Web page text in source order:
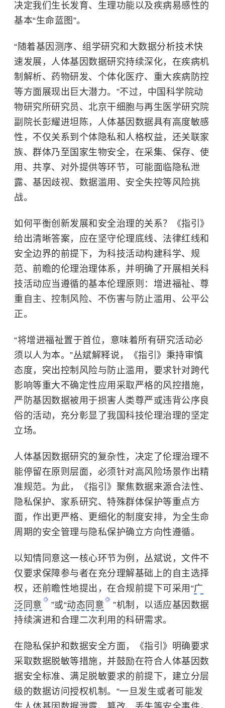
决定我们生长发育、生理功能以及疾病易感性的
基本“生命蓝图”。
“随着基因测序、组学研究和大数据分析技术快
速发展，人体基因数据研究持续深化，在疾病机
制解析、药物研发、个体化医疗、重大疾病防控
等方面展现出巨大潜力。”不过， 中国科学院动
物研究所研究员、北京干细胞与再生医学研究院
副院长彭耀进坦陈，人体基因数据具有高度敏感
性，不仅关系到个体隐私和人格权益，还关联家
族、群体乃至国家生物安全，在采集、保存、使
用、共享、对外提供等环节，可能面临隐私泄
露、基因歧视、数据滥用、安全失控等风险挑
战。
如何平衡创新发展和安全治理的关系？《指引》
给出清晰答案，应在坚守伦理底线、法律红线和
安全边界的前提下，为科技活动构建科学、规
范、前瞻的伦理治理体系，并明确了开展相关科
技活动应当遵循的基本伦理原则：增进福祉、尊
重自主、控制风险、不伤害与防止滥用、公平公
正。
“将增进福祉置于首位，意味着所有研究活动必
须以人为本。”丛斌解释说，《指引》秉持审慎
态度，突出控制风险与防止滥用，要求针对跨代
影响等重大不确定性应用采取严格的风控措施，
严防基因数据被用于损害人类尊严或违背公序良
俗的活动，充分彰显了我国科技伦理治理的坚定
立场。
人体基因数据研究的复杂性，决定了伦理治理不
能停留在原则层面，必须针对高风险场景作出精
准规范。为此，《指引》聚焦数据来源合法性、
隐私保护、家系研究、特殊群体保护等重点方
面，作出更严格、更细化的制度安排，为全生命
周期的安全管理与隐私保护确立方向性遵循。
以知情同意这一核心环节为例，丛斌说，文件不
仅要求保障参与者在充分理解基础上的自主选择
权，还前瞻性地提出，在合规前提下可采用“广
泛同意
”或“动态同意
”机制，以适应基因数据
持续演进和合理二次利用的科研需求。
在隐私保护和数据安全方面，《指引》明确要求
采取数据脱敏等措施，并鼓励在符合人体基因数
据安全标准、满足脱敏要求的前提下，建立分层
级的数据访问授权机制。“一旦发生或者可能发